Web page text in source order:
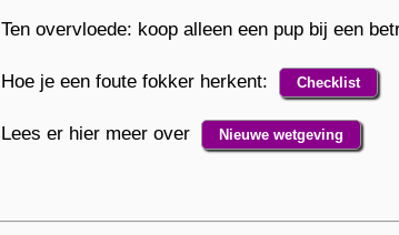
Ten overvloede: koop alleen een pup bij een
Hoe je een foute fokker herkent: Checklist
Lees er hier meer over Nieuwe wetgeving